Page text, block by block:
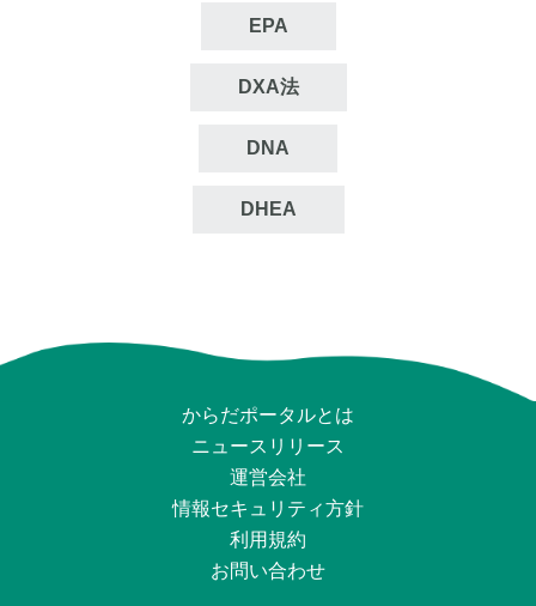
EPA
DXA法
DNA
DHEA
からだポータルとは
ニュースリリース
運営会社
情報セキュリティ⽅針
利用規約
お問い合わせ